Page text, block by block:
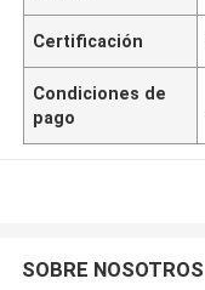
Certificación
Condiciones de
pago
SOBRE NOSOTROS